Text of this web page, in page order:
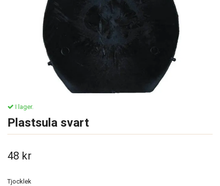
I lager.
Plastsula svart
48 kr
Tjocklek